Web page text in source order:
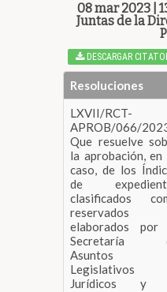
08 mar 2023 |
Juntas de la
DESCARGAR
Resoluciones
LXVII/RCT-
APROB/066/
Que resuelve
la aprobación, en
caso, de los
de
clasificados
reservados
elaborados por
Secretaría
Asuntos
Jurídicos y